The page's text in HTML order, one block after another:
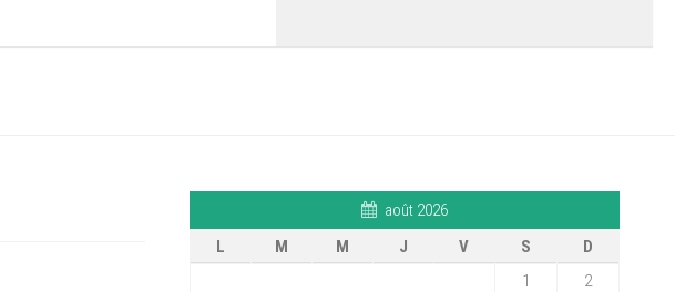
août 2026
L
M M J V S
D
1
2